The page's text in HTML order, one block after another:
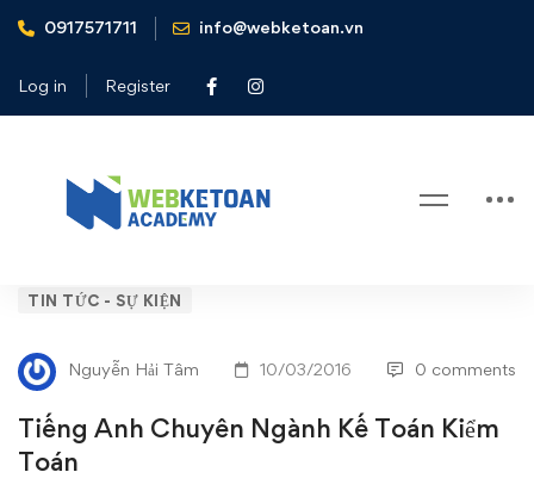
0917571711 info@webketoan.vn
Log in Register
Home
Tin tức - Sự kiện
Tiếng
Anh
Chuyên
Ngành
TIN TỨC - SỰ KIỆN
Nguyễn Hải Tâm 10/03/2016 0 comments
Tiếng Anh Chuyên Ngành Kế Toán Kiểm
Toán